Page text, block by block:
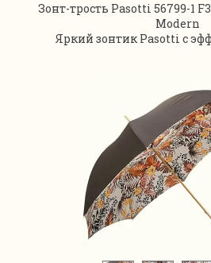
Зонт-трость Pasotti 56799-1
Modern
Яркий зонтик Pasotti с